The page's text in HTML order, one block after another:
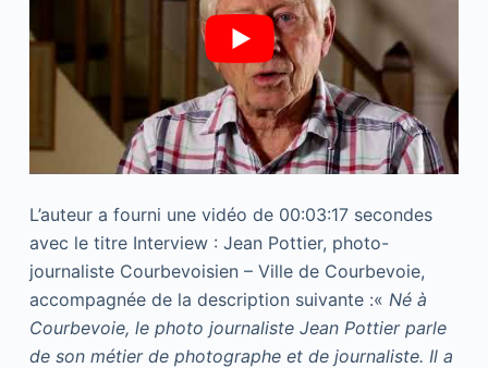
L’auteur a fourni une vidéo de 00:03:17 secondes
avec le titre Interview : Jean Pottier, photo-
journaliste Courbevoisien – Ville de Courbevoie,
accompagnée de la description suivante :« Né à
Courbevoie, le photo journaliste Jean Pottier parle
de son métier de photographe et de journaliste. Il a